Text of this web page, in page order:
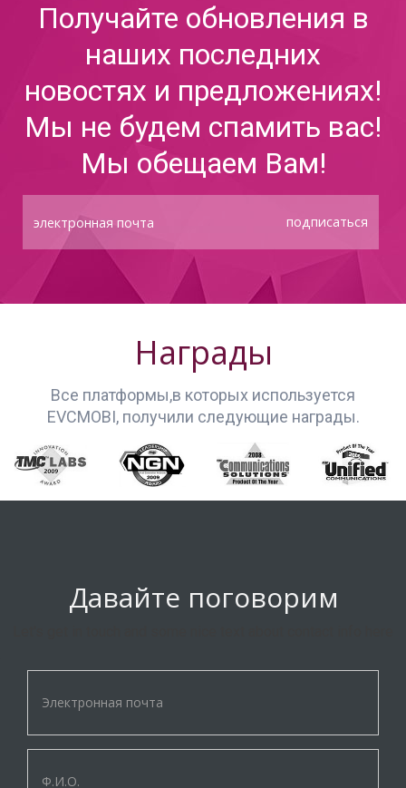
Получайте обновления в
наших последних
новостях и предложениях!
Мы не будем спамить вас!
Мы обещаем Вам!
подписаться
Награды
Все платформы,в которых используется
EVCMOBI, получили следующие награды.
Давайте поговорим